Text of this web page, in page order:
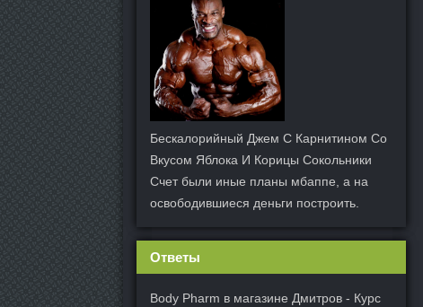
Бескалорийный Джем С Карнитином Со
Вкусом Яблока И Корицы Сокольники
Счет были иные планы мбаппе, а на
освободившиеся деньги построить.
Ответы
Body Pharm в магазине Дмитров - Курс